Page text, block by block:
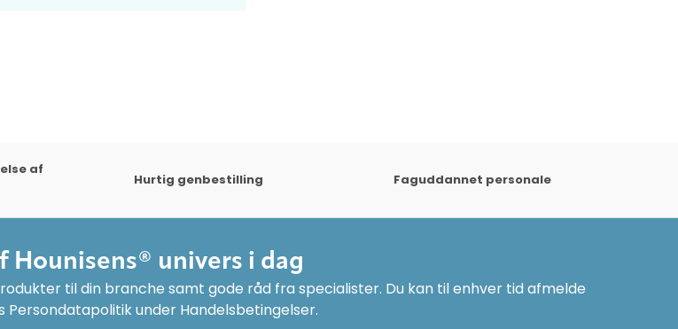
af
Hurtig genbestilling Faguddannet personale
Hounisens® univers i dag
til din branche samt gode råd fra specialister. Du kan til enhver tid afmelde
under Handelsbetingelser.